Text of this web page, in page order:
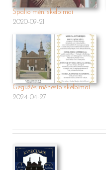
Spalio mėn. skelbimai
2020-09-21
Gegužės mėnesio skelbimai
2024-04-27
navigation